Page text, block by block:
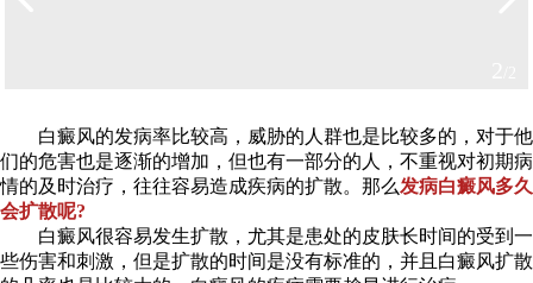
白癜风的发病率比较高，威胁的人群也是比较多的，对于他
们的危害也是逐渐的增加，但也有一部分的人，不重视对初期病
情的及时治疗，往往容易造成疾病的扩散。那么发病白癜风多久
会扩散呢?
白癜风很容易发生扩散，尤其是患处的皮肤长时间的受到一
些伤害和刺激，但是扩散的时间是没有标准的，并且白癜风扩散